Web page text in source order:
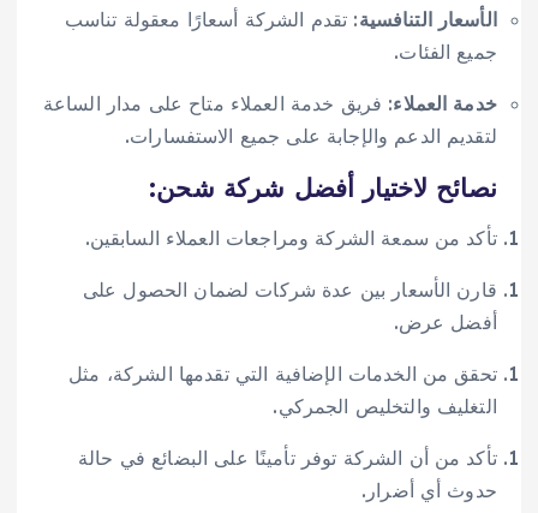
الأسعار التنافسية: تقدم الشركة أسعارًا معقولة تناسب
جميع الفئات.
خدمة العملاء: فريق خدمة العملاء متاح على مدار الساعة
لتقديم الدعم والإجابة على جميع الاستفسارات.
نصائح لاختيار أفضل شركة شحن:
تأكد من سمعة الشركة ومراجعات العملاء السابقين.
قارن الأسعار بين عدة شركات لضمان الحصول على
أفضل عرض.
تحقق من الخدمات الإضافية التي تقدمها الشركة، مثل
التغليف والتخليص الجمركي.
تأكد من أن الشركة توفر تأمينًا على البضائع في حالة
حدوث أي أضرار.